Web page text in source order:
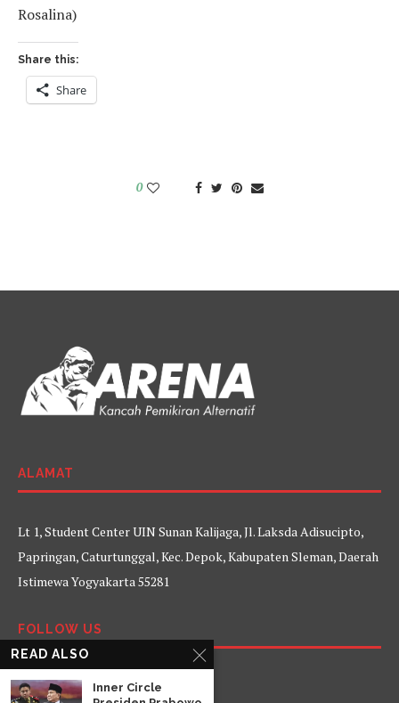
Rosalina)
Share this:
Share
0
ALAMAT
Lt 1, Student Center UIN Sunan Kalijaga, Jl. Laksda Adisucipto,
Papringan, Caturtunggal, Kec. Depok, Kabupaten Sleman, Daerah
Istimewa Yogyakarta 55281
FOLLOW US
Facebook
TwitterInstagramYouTube
READ ALSO
Inner Circle